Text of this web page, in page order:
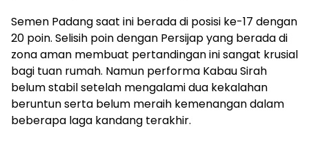
Semen Padang saat ini berada di posisi ke-17 dengan
20 poin. Selisih poin dengan Persijap yang berada di
zona aman membuat pertandingan ini sangat krusial
bagi tuan rumah. Namun performa Kabau Sirah
belum stabil setelah mengalami dua kekalahan
beruntun serta belum meraih kemenangan dalam
beberapa laga kandang terakhir.